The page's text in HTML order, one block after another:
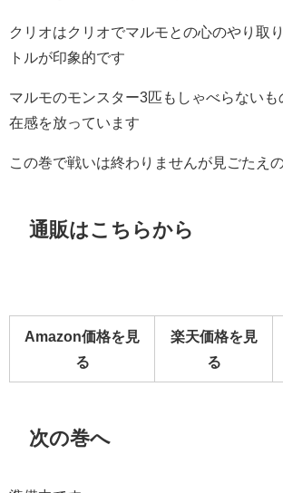
クリオはクリオでマルモとの心のやり取
トルが印象的です
マルモのモンスター3匹もしゃべらない
在感を放っています
この巻で戦いは終わりませんが見ごたえ
通販はこちらから
Amazon価格を見
る
楽天価格を見
る
次の巻へ